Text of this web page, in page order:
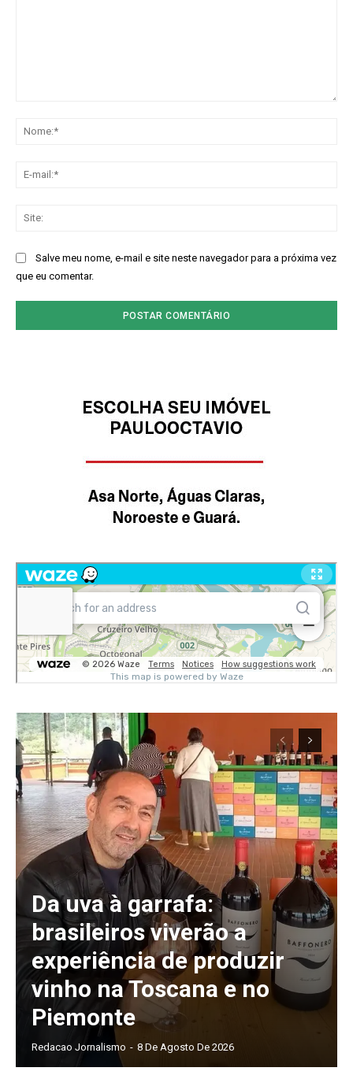
Salve meu nome, e-mail e site neste navegador para a próxima vez
que eu comentar.
Da uva à garrafa:
brasileiros viverão a
experiência de produzir
vinho na Toscana e no
Piemonte
Redacao Jornalismo - 8 De Agosto De 2026